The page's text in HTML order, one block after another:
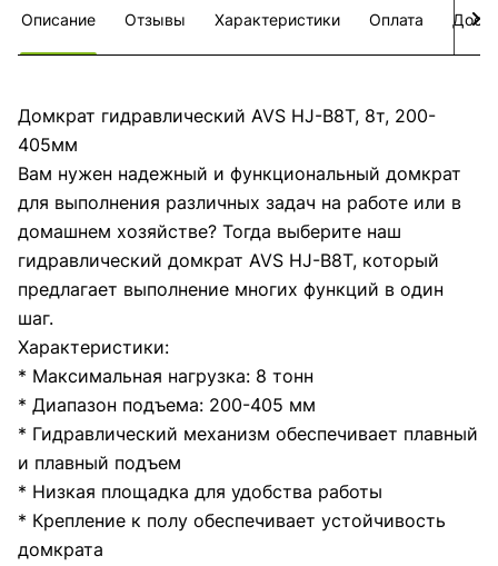
Описание Отзывы Характеристики Оплата
Домкрат гидравлический AVS HJ-B8T, 8т, 200-
405мм
Вам нужен надежный и функциональный домкрат
для выполнения различных задач на работе или в
домашнем хозяйстве? Тогда выберите наш
гидравлический домкрат AVS HJ-B8T, который
предлагает выполнение многих функций в один
шаг.
Характеристики:
* Максимальная нагрузка: 8 тонн
* Диапазон подъема: 200-405 мм
* Гидравлический механизм обеспечивает плавный
и плавный подъем
* Низкая площадка для удобства работы
* Крепление к полу обеспечивает устойчивость
домкрата